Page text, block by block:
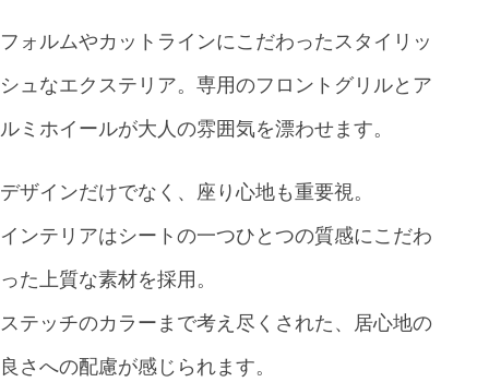
フォルムやカットラインにこだわったスタイリッ
シュなエクステリア。専用のフロントグリルとア
ルミホイールが大人の雰囲気を漂わせます。
デザインだけでなく、座り心地も重要視。
インテリアはシートの一つひとつの質感にこだわ
った上質な素材を採用。
ステッチのカラーまで考え尽くされた、居心地の
良さへの配慮が感じられます。